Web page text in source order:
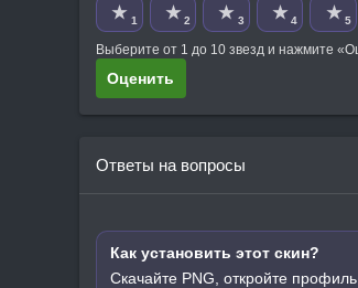
★ 1 ★ 2 ★ 3 ★ 4 ★ 5
Выберите от 1 до 10 звезд и нажмите
Оценить
Ответы на вопросы
Как установить этот скин?
Скачайте PNG, откройте